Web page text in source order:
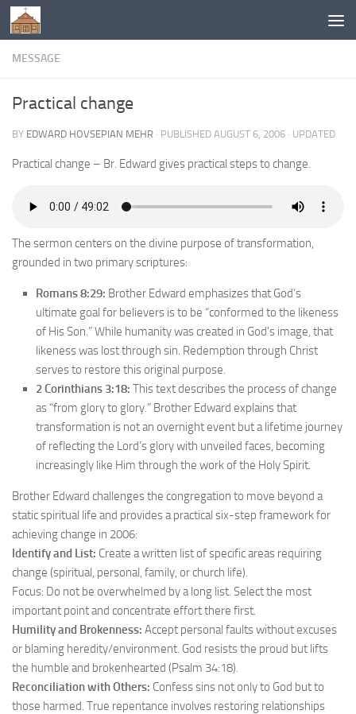
Below content
MESSAGE
Practical change
BY EDWARD HOVSEPIAN MEHR · PUBLISHED AUGUST 6, 2006 · UPDATED
Practical change – Br. Edward gives practical steps to change.
The sermon centers on the divine purpose of transformation,
grounded in two primary scriptures:
Romans 8:29: Brother Edward emphasizes that God’s
ultimate goal for believers is to be “conformed to the likeness
of His Son.” While humanity was created in God’s image, that
likeness was lost through sin. Redemption through Christ
serves to restore this original purpose.
2 Corinthians 3:18: This text describes the process of change
as “from glory to glory.” Brother Edward explains that
transformation is not an overnight event but a lifetime journey
of reflecting the Lord’s glory with unveiled faces, becoming
increasingly like Him through the work of the Holy Spirit.
Brother Edward challenges the congregation to move beyond a
static spiritual life and provides a practical six-step framework for
achieving change in 2006:
Identify and List: Create a written list of specific areas requiring
change (spiritual, personal, family, or church life).
Focus: Do not be overwhelmed by a long list. Select the most
important point and concentrate effort there first.
Humility and Brokenness: Accept personal faults without excuses
or blaming heredity/environment. God resists the proud but lifts
the humble and brokenhearted (Psalm 34:18).
Reconciliation with Others: Confess sins not only to God but to
those harmed. True repentance involves restoring relationships